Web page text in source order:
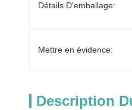
Détails D'emballage:
Mettre en évidence:
Description